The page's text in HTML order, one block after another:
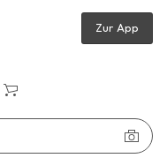
Zur App